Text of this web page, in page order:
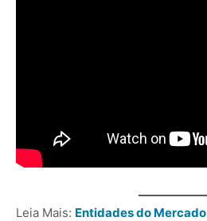
Leia Mais: Entidades do Mercado